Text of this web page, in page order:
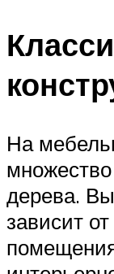
На
дерева.
зависит